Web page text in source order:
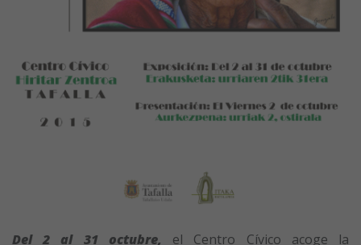
Del 2 al 31 octubre, el Centro Cívico acoge la